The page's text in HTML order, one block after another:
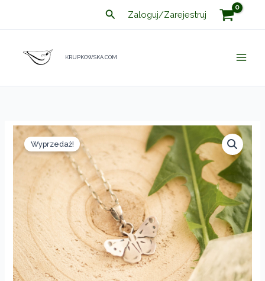
SzukajZaloguj/Zarejestruj
KRUPKOWSKA.COM
Wyprzedaż!